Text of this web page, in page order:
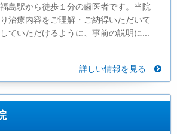
島駅から徒歩１分の歯医者です。当院
治療内容をご理解・ご納得いただいて
ていただけるように、事前の説明に...
詳しい情報を見る